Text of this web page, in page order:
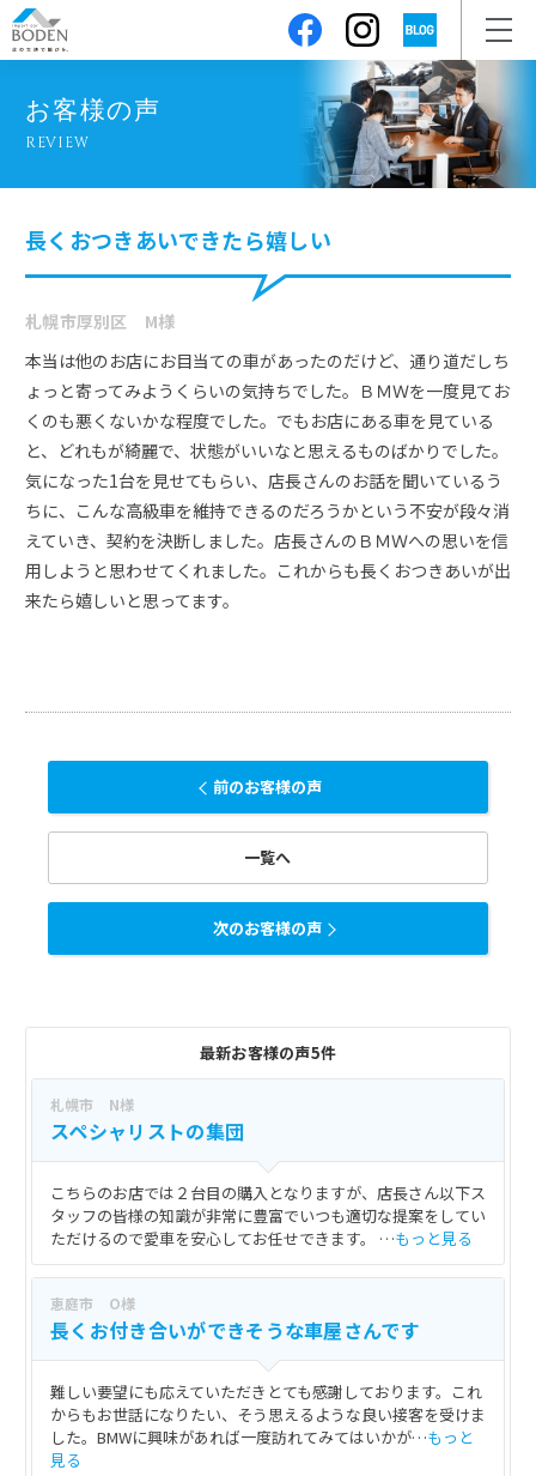
お客様の声
REVIEW
長くおつきあいできたら嬉しい
札幌市厚別区 M様
本当は他のお店にお目当ての車があったのだけど、通り道だしち
ょっと寄ってみようくらいの気持ちでした。ＢＭＷを一度見てお
くのも悪くないかな程度でした。でもお店にある車を見ている
と、どれもが綺麗で、状態がいいなと思えるものばかりでした。
気になった1台を見せてもらい、店長さんのお話を聞いているう
ちに、こんな高級車を維持できるのだろうかという不安が段々消
えていき、契約を決断しました。店長さんのＢＭＷへの思いを信
用しようと思わせてくれました。これからも長くおつきあいが出
来たら嬉しいと思ってます。
前のお客様の声
一覧へ
次のお客様の声
最新お客様の声5件
札幌市 N様
スペシャリストの集団
こちらのお店では２台目の購入となりますが、店長さん以下ス
タッフの皆様の知識が非常に豊富でいつも適切な提案をしてい
ただけるので愛車を安心してお任せできます。 …もっと見る
恵庭市 O様
長くお付き合いができそうな車屋さんです
難しい要望にも応えていただきとても感謝しております。これ
からもお世話になりたい、そう思えるような良い接客を受けま
した。BMWに興味があれば一度訪れてみてはいかが…もっと
見る